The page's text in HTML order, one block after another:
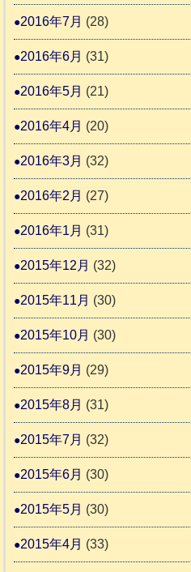
2016年7月 (28)
2016年6月 (31)
2016年5月 (21)
2016年4月 (20)
2016年3月 (32)
2016年2月 (27)
2016年1月 (31)
2015年12月 (32)
2015年11月 (30)
2015年10月 (30)
2015年9月 (29)
2015年8月 (31)
2015年7月 (32)
2015年6月 (30)
2015年5月 (30)
2015年4月 (33)